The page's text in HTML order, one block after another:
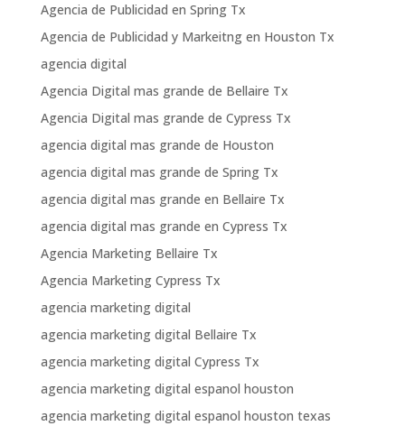
Agencia de Publicidad en Spring Tx
Agencia de Publicidad y Markeitng en Houston Tx
agencia digital
Agencia Digital mas grande de Bellaire Tx
Agencia Digital mas grande de Cypress Tx
agencia digital mas grande de Houston
agencia digital mas grande de Spring Tx
agencia digital mas grande en Bellaire Tx
agencia digital mas grande en Cypress Tx
Agencia Marketing Bellaire Tx
Agencia Marketing Cypress Tx
agencia marketing digital
agencia marketing digital Bellaire Tx
agencia marketing digital Cypress Tx
agencia marketing digital espanol houston
agencia marketing digital espanol houston texas